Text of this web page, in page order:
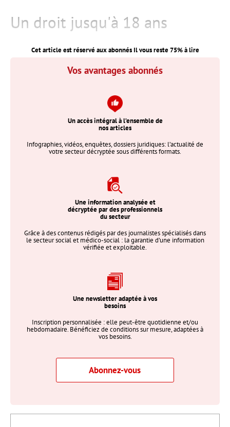
Un droit jusqu'à 18 ans
Cet article est réservé aux abonnés Il vous reste75% à lire
Vos avantages abonnés
Un accès intégral à l’ensemble de
nos articles
Infographies, vidéos, enquêtes, dossiers juridiques: l’actualité de
votre secteur décryptée sous différents formats.
Une information analysée et
décryptée par des professionnels
du secteur
Grâce à des contenus rédigés par des journalistes spécialisés dans
le secteur social et médico-social : la garantie d’une information
vérifiée et exploitable.
Une newsletter adaptée à vos
besoins
Inscription personnalisée : elle peut-être quotidienne et/ou
hebdomadaire. Bénéficiez de conditions sur mesure, adaptées à
vos besoins.
Abonnez-vous